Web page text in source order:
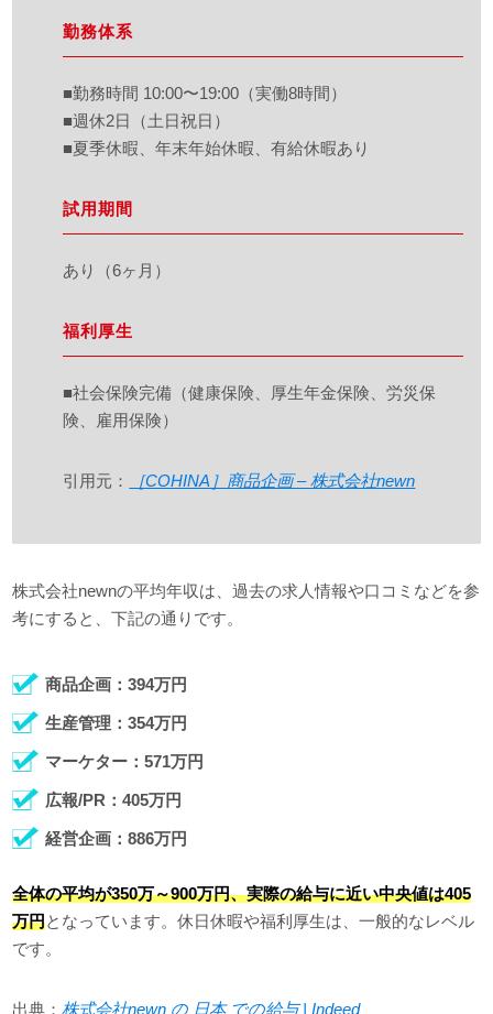
勤務体系
■勤務時間 10:00〜19:00（実働8時間）
■週休2日（土日祝日）
■夏季休暇、年末年始休暇、有給休暇あり
試用期間
あり（6ヶ月）
福利厚生
■社会保険完備（健康保険、厚生年金保険、労災保
険、雇用保険）
引用元： ［COHINA］商品企画 – 株式会社newn
株式会社newnの平均年収は、過去の求人情報や口コミなどを参
考にすると、下記の通りです。
商品企画：394万円
生産管理：354万円
マーケター：571万円
広報/PR：405万円
経営企画：886万円
全体の平均が350万～900万円、実際の給与に近い中央値は405
万円となっています。休日休暇や福利厚生は、一般的なレベル
です。
出典：株式会社newn の 日本 での給与 | Indeed